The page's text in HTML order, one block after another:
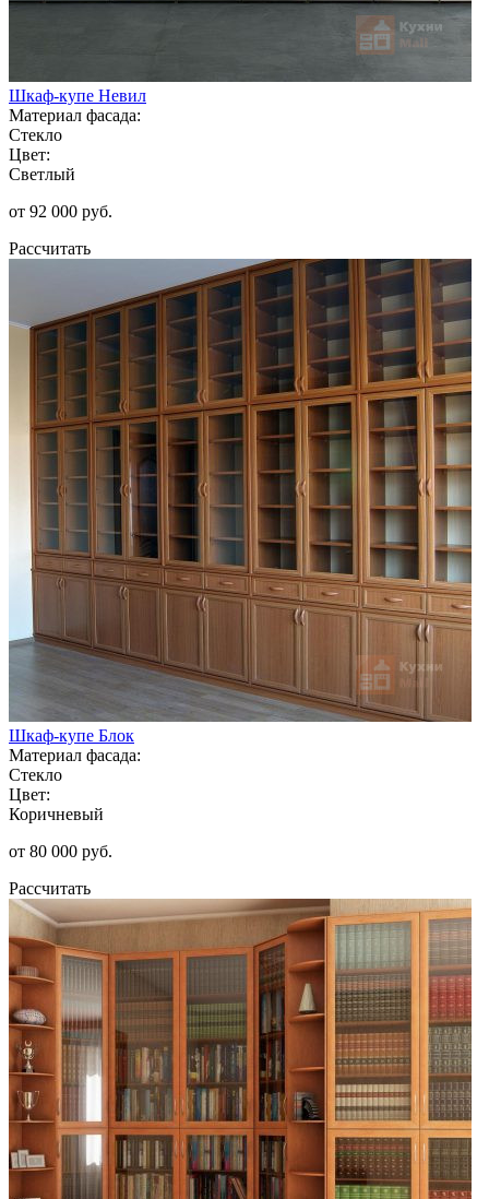
Шкаф-купе Невил
Материал фасада:
Стекло
Цвет:
Светлый
от 92 000 руб.
Рассчитать
Шкаф-купе Блок
Материал фасада:
Стекло
Цвет:
Коричневый
от 80 000 руб.
Рассчитать